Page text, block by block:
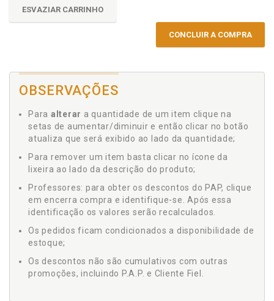
ESVAZIAR CARRINHO
CONCLUIR A COMPRA
OBSERVAÇÕES
Para alterar a quantidade de um item clique na
setas de aumentar/diminuir e então clicar no botão
atualiza que será exibido ao lado da quantidade;
Para remover um item basta clicar no ícone da
lixeira ao lado da descrição do produto;
Professores: para obter os descontos do PAP, clique
em encerra compra e identifique-se. Após essa
identificação os valores serão recalculados.
Os pedidos ficam condicionados a disponibilidade de
estoque;
Os descontos não são cumulativos com outras
promoções, incluindo P.A.P. e Cliente Fiel.